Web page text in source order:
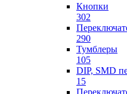
Кнопки
302
290
Тумблеры
105
DIP, SMD
15